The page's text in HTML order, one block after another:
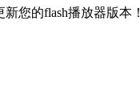
您的flash播放器版本！